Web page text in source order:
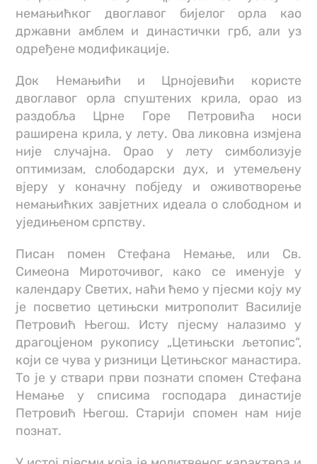
немањићког двоглавог бијелог орла као
државни амблем и династички грб, али уз
одређене модификације.
Док Немањићи и Црнојевићи користе
двоглавог орла спуштених крила, орао из
раздобља Црне Горе Петровића носи
раширена крила, у лету. Ова ликовна измјена
није случајна. Орао у лету симболизује
оптимизам, слободарски дух, и утемељену
вјеру у коначну побједу и оживотворење
немањићких завјетних идеала о слободном и
уједињеном српству.
Писан помен Стефана Немање, или Св.
Симеона Мироточивог, како се именује у
календару Светих, наћи ћемо у пјесми коју му
је посветио цетињски митрополит Василије
Петровић Његош. Исту пјесму налазимо у
драгоцјеном рукопису „Цетињски љетопис“,
који се чува у ризници Цетињског манастира.
То је у ствари први познати спомен Стефана
Немање у списима господара династије
Петровић Његош. Старији спомен нам није
познат.